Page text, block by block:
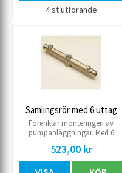
4 st utförande
Samlingsrör med 6 uttag
Förenklar monteringen av
pumpanläggningar. Med 6
2 st 15R inv och 1 st 08R inv.
523,00 kr